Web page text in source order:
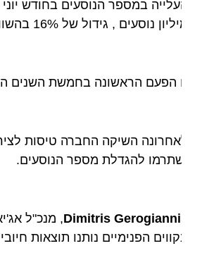
נוסעים , גידול של 16% בהשוואה למחצית הראשונה של שנת 2013.
הפעם הראשונה בחמשת השנים האחרונות שנרשמת עלייה
השיקה החברה טיסות לציריך,
להגדלת מספר הנוסעים.
Dimitris, מנכ"ל אג'יאן
הפנימיים נותנו תוצאות חיוביות".